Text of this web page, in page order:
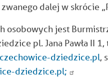
dalej w skrócie
osobowych jest
pl. Jana Pawła II
dziedzice.pl,
dziedzice.pl;